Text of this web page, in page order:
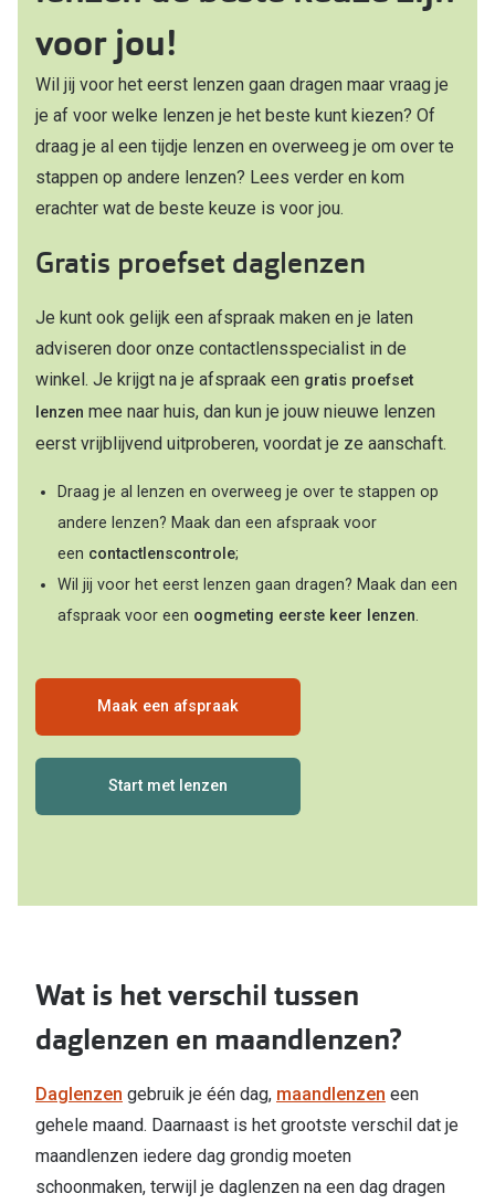
Brilabonnementen
Pearle Bril Plan
Pearle Bril Plan Kids+
Acties
Outlet: tot wel 50% korting!
Tot €100 korting op jouw nieuwe bril
Bekijk alle brillenacties
Uitgelicht
Complete bril op sterkte: vanaf €30
Nieuwe collectie
Merken
Ray-Ban
Michael Kors
Emporio Armani
Unofficial
Alle brillen merken
Online hulp & advies
Online bril kopen in maar 4 stappen
Soorten brillenglazen
Acties
Air Optix
Acuvue
Biofinity
voor jou!
Wil jij voor het eerst lenzen gaan dragen maar vraag je
je af voor welke lenzen je het beste kunt kiezen? Of
draag je al een tijdje lenzen en overweeg je om over te
stappen op andere lenzen? Lees verder en kom
erachter wat de beste keuze is voor jou.
Gratis proefset daglenzen
Je kunt ook gelijk een afspraak maken en je laten
adviseren door onze contactlensspecialist in de
winkel. Je krijgt na je afspraak een gratis proefset
lenzen mee naar huis, dan kun je jouw nieuwe lenzen
eerst vrijblijvend uitproberen, voordat je ze aanschaft.
Draag je al lenzen en overweeg je over te stappen op
andere lenzen? Maak dan een afspraak voor
een contactlenscontrole;
Wil jij voor het eerst lenzen gaan dragen? Maak dan een
afspraak voor een oogmeting eerste keer lenzen.
Maak een afspraak
Start met lenzen
Wat is het verschil tussen
daglenzen en maandlenzen?
Daglenzen gebruik je één dag, maandlenzen een
gehele maand. Daarnaast is het grootste verschil dat je
maandlenzen iedere dag grondig moeten
schoonmaken, terwijl je daglenzen na een dag dragen